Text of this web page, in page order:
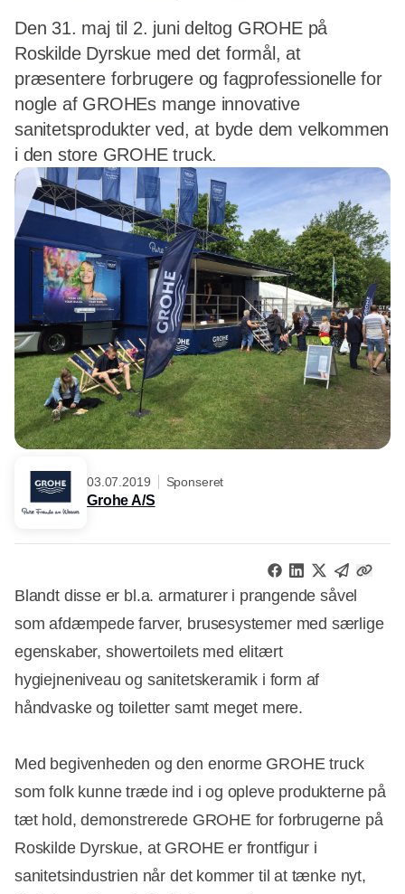
Den 31. maj til 2. juni deltog GROHE på
Roskilde Dyrskue med det formål, at
præsentere forbrugere og fagprofessionelle for
nogle af GROHEs mange innovative
sanitetsprodukter ved, at byde dem velkommen
i den store GROHE truck.
03.07.2019 Sponseret
Grohe A/S
Blandt disse er bl.a. armaturer i prangende såvel
som afdæmpede farver, brusesystemer med særlige
egenskaber, showertoilets med elitært
hygiejneniveau og sanitetskeramik i form af
håndvaske og toiletter samt meget mere.
Med begivenheden og den enorme GROHE truck
som folk kunne træde ind i og opleve produkterne på
tæt hold, demonstrerede GROHE for forbrugerne på
Roskilde Dyrskue, at GROHE er frontfigur i
sanitetsindustrien når det kommer til at tænke nyt,